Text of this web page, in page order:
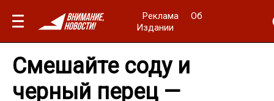
Реклама
Об
Издании
Смешайте соду и
черный перец —